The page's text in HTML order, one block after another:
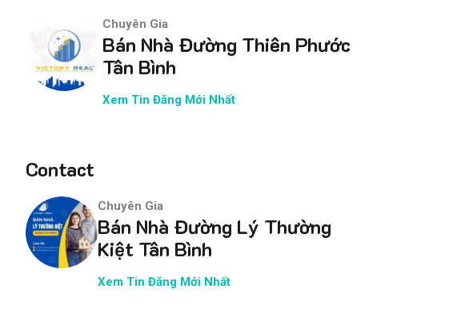
Chuyên Gia
Bán Nhà Đường Thiên Phước
Tân Bình
Xem Tin Đăng Mới Nhất
Contact
Chuyên Gia
Bán Nhà Đường Lý Thường
Kiệt Tân Bình
Xem Tin Đăng Mới Nhất